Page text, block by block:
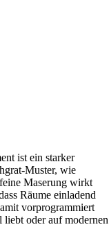
ist ein starker
Muster, wie
Maserung wirkt
Räume einladend
vorprogrammiert
liebt oder auf modernen